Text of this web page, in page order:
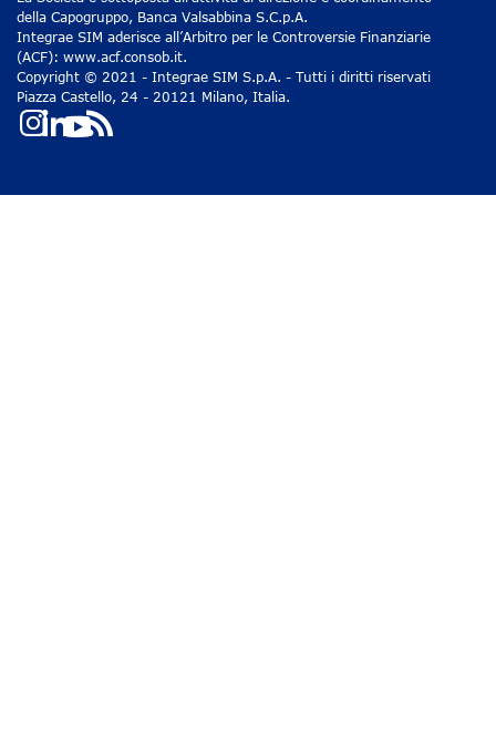
della Capogruppo, Banca Valsabbina S.C.p.A.
Integrae SIM aderisce all’Arbitro per le Controversie Finanziarie
(ACF): www.acf.consob.it.
Copyright © 2021 - Integrae SIM S.p.A. - Tutti i diritti riservati
Piazza Castello, 24 - 20121 Milano, Italia.